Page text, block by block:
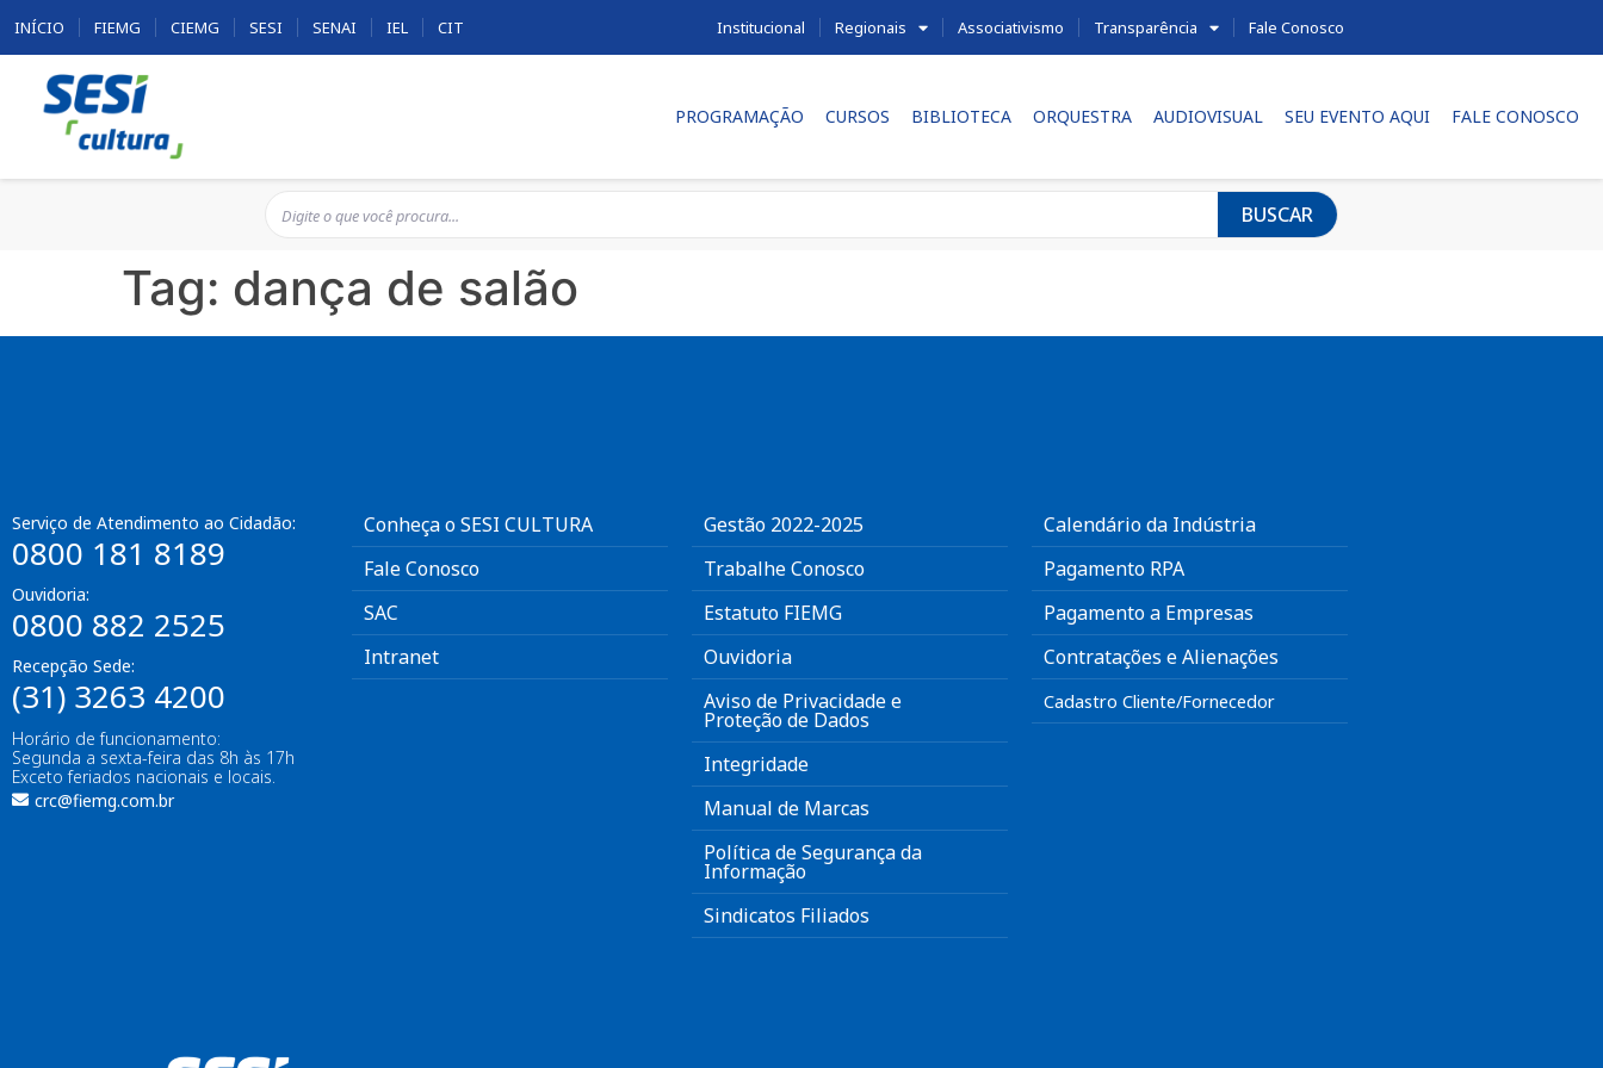
INÍCIO FIEMG CIEMG SESI SENAI IEL CIT Institucional Regionais Associativismo Transparência Fale Conosco
PROGRAMAÇÃO CURSOS BIBLIOTECA ORQUESTRA AUDIOVISUAL SEU EVENTO AQUI FALE CONOSCO
BUSCAR
Tag: dança de salão
Serviço de Atendimento ao Cidadão:
0800 181 8189
Ouvidoria:
0800 882 2525
Recepção Sede:
(31) 3263 4200
Horário de funcionamento:
Segunda a sexta-feira das 8h às 17h
Exceto feriados nacionais e locais.
crc@fiemg.com.br
Conheça o SESI CULTURA
Fale Conosco
SAC
Intranet
Gestão 2022-2025
Trabalhe Conosco
Estatuto FIEMG
Ouvidoria
Aviso de Privacidade e
Proteção de Dados
Integridade
Manual de Marcas
Política de Segurança da
Informação
Sindicatos Filiados
Calendário da Indústria
Pagamento RPA
Pagamento a Empresas
Contratações e Alienações
Cadastro Cliente/Fornecedor